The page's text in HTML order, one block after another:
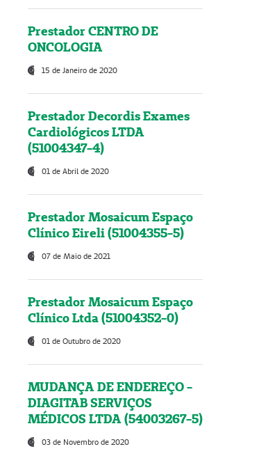
Prestador CENTRO DE
ONCOLOGIA
15 de Janeiro de 2020
Prestador Decordis Exames
Cardiológicos LTDA
(51004347-4)
01 de Abril de 2020
Prestador Mosaicum Espaço
Clínico Eireli (51004355-5)
07 de Maio de 2021
Prestador Mosaicum Espaço
Clínico Ltda (51004352-0)
01 de Outubro de 2020
MUDANÇA DE ENDEREÇO -
DIAGITAB SERVIÇOS
MÉDICOS LTDA (54003267-5)
03 de Novembro de 2020